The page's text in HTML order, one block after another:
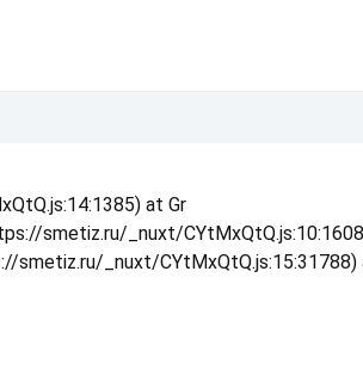
at Gr
smetiz.ru/_nuxt/
smetiz.ru/_nuxt/CYtMxQtQ.js:15:31788)